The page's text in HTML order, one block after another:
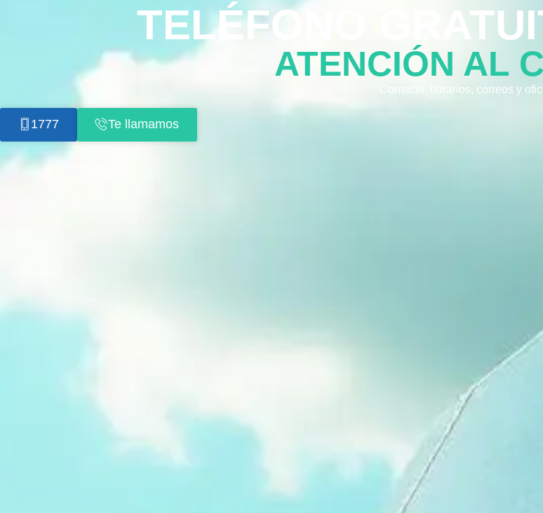
TELÉFONO
ATENCIÓN AL
Contacto, horarios, correos y
1777 Te llamamos